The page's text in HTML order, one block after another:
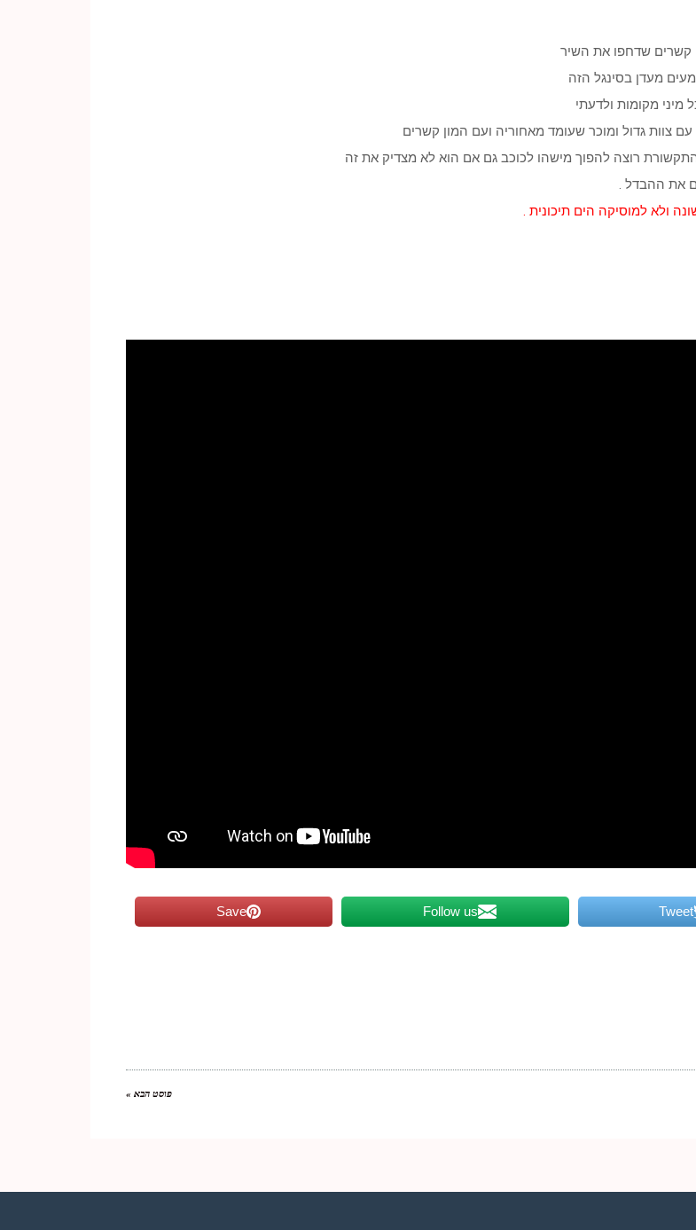
קשרים שדחפו את השיר
מעדן בסינגל הזה
מקומות ולדעתי
צוות גדול ומוכר שעומד מאחוריה ועם המון קשרים
רוצה להפוך מישהו לכוכב גם אם הוא לא מצדיק את זה
את ההבדל .
ולא למוסיקה הים תיכונית .
Tweet
Follow us
Save
פוסט הבא »